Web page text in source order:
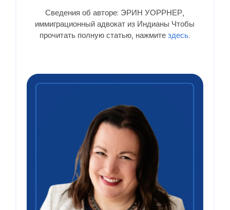
Сведения об авторе: ЭРИН УОРРНЕР,
иммиграционный адвокат из Индианы Чтобы
прочитать полную статью, нажмите здесь.